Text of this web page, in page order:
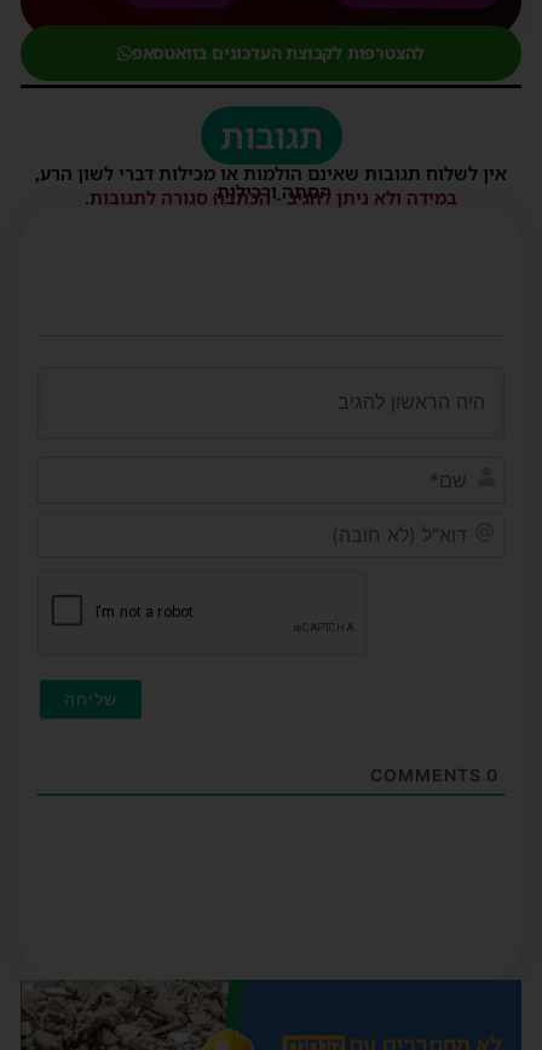
להצטרפות לקבוצת העדכונים בוואטסאפ
תגובות
אין לשלוח תגובות שאינם הולמות או מכילות דברי לשון הרע,
הסתה ורכילות.
במידה ולא ניתן להגיב - הכתבה סגורה לתגובות.